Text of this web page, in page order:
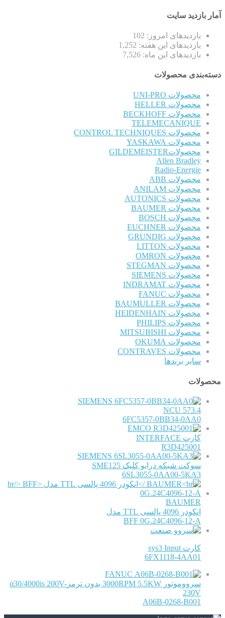
آمار بازدید سایت
بازدیدهای امروز: 102
بازدیدهای این هفته: 1,252
بازدیدهای این ماه: 7,526
دسته‌بندی محصولات
محصولات UNI-PRO
محصولات HELLER
محصولات BECKHOFF
TELEMECANIQUE
محصولات CONTROL TECHNIQUES
محصولات YASKAWA
محصولاتGILDEMEISTER
Allen Bradley
Radio-Energie
محصولات ABB
محصولات ANILAM
محصولات AUTONICS
محصولات BAUMER
محصولات BOSCH
محصولات EUCHNER
محصولات GRUNDIG
محصولات LITTON
محصولات OMRON
محصولات STEGMAN
محصولات SIEMENS
محصولات INDRAMAT
محصولات FANUC
محصولات BAUMULLER
محصولات HEIDENHAIN
محصولات PHILIPS
محصولات MITSUBISHI
محصولات OKUMA
محصولات CONTRAVES
سایر برندها
محصولات
SIEMENS
NCU 573.4
6FC5357-0BB34-0AA0
EMCO
کارت INTERFACE
R3D425001
SIEMENS
سوکت شبکه درایو کلیک SME125
6SL3055-0AA00-5KA3
BAUMER
انکودر 4096 پالسی TTL مدل
BFF 0G.24C4096-12-A
کارت sys3 Input
6FX1118-4AA01
FANUC
سرووموتور 3000RPM 5.5KW بدون ترمزα30/4000is 200V-
230V
A06B-0268-B001